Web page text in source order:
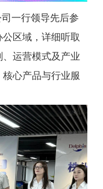
一行领导先后参
区域，详细听取
运营模式及产业
心产品与行业服